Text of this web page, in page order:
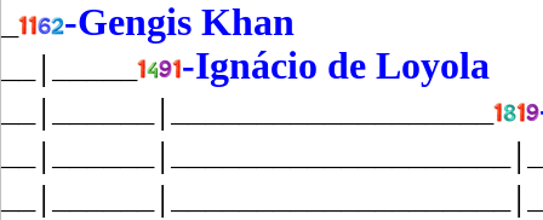
-Gengis Khan
-Ignácio de Loyola